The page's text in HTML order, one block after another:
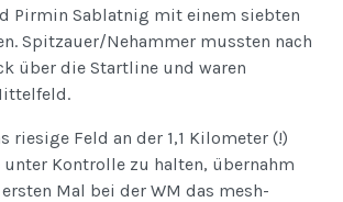
Pirmin Sablatnig mit einem siebten
Spitzauer/Nehammer mussten nach
über die Startline und waren
riesige Feld an der 1,1 Kilometer (!)
Kontrolle zu halten, übernahm
Mal bei der WM das mesh-